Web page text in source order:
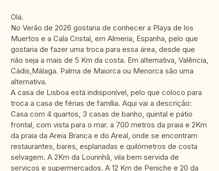
Olá.
No Verão de 2026 gostaria de conhecer a Playa de los
Muertos e a Cala Cristal, em Almeria, Espanha, pelo que
gostaria de fazer uma troca para essa área, desde que
não seja a mais de 5 Km da costa. Em alternativa, Valência,
Cádis,Málaga. Palma de Maiorca ou Menorca são uma
alternativa.
A casa de Lisboa está indisponível, pelo que coloco para
troca a casa de férias de família. Aqui vai a descrição:
Casa com 4 quartos, 3 casas de banho, quintal e pátio
frontal, com vista para o mar. a 700 metros da praia e 2Km
da praia da Areia Branca e do Areal, onde se encontram
restaurantes, bares, esplanadas e quilómetros de costa
selvagem. A 2Km da Lourinhã, vila bem servida de
serviços e supermercados. A 12 Km de Peniche e 20 da